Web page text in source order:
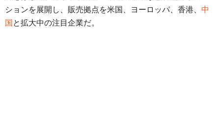
ションを展開し、販売拠点を米国、ヨーロッパ、香港、 中
国 と拡大中の注目企業だ。